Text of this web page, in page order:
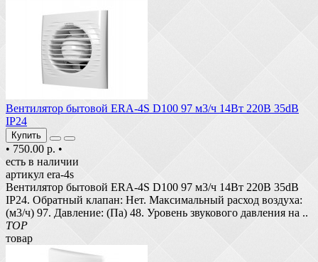
Вентилятор бытовой ERA-4S D100 97 м3/ч 14Вт 220В 35dB
IP24
Купить
• 750.00 р. •
есть в наличии
артикул era-4s
Вентилятор бытовой ERA-4S D100 97 м3/ч 14Вт 220В 35dB
IP24. Обратный клапан: Нет. Максимальный расход воздуха:
(м3/ч) 97. Давление: (Па) 48. Уровень звукового давления на ..
TOP
товар